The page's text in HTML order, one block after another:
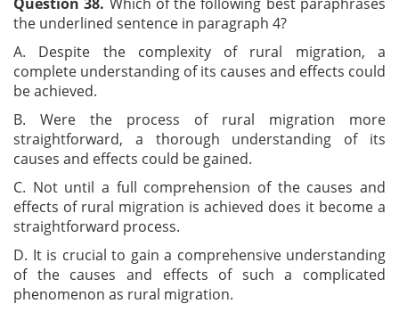
the underlined sentence in paragraph 4?
A. Despite the complexity of rural migration, a
complete understanding of its causes and effects could
be achieved.
B. Were the process of rural migration more
straightforward, a thorough understanding of its
causes and effects could be gained.
C. Not until a full comprehension of the causes and
effects of rural migration is achieved does it become a
straightforward process.
D. It is crucial to gain a comprehensive understanding
of the causes and effects of such a complicated
phenomenon as rural migration.